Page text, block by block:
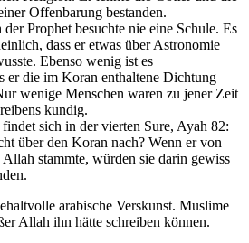
Offenbarung bestanden.
der Prophet besuchte nie eine Schule. Es
dass er etwas über Astronomie
Ebenso wenig ist es
er die im Koran enthaltene Dichtung
wenige Menschen waren zu jener Zeit
kundig.
sich in der vierten Sure, Ayah 82:
über den Koran nach? Wenn er von
Allah stammte, würden sie darin gewiss
arabische Verskunst. Muslime
Allah ihn hätte schreiben können.